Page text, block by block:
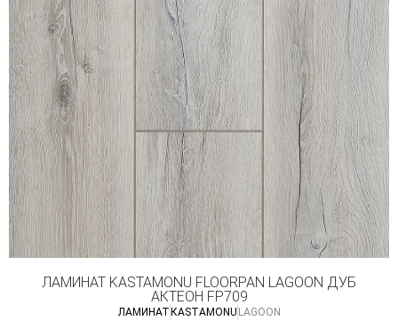
ЛАМИНАТ KASTAMONU FLOORPAN LAGOON ДУБ
АКТЕОН FP709
ЛАМИНАТ КASTAMONU LAGOON